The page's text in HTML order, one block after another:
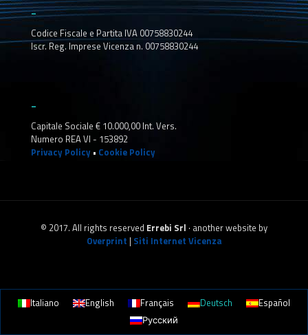
_
Codice Fiscale e Partita IVA 00758830244
Iscr. Reg. Imprese Vicenza n. 00758830244
Capitale Sociale € 10.000,00 Int. Vers.
Numero REA VI - 153892
Privacy Policy • Cookie Policy
© 2017. All rights reserved Errebi Srl · another website by
Overprint | Siti Internet Vicenza
Italiano English Français Deutsch
Español
Русский